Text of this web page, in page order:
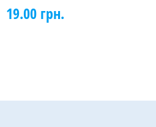
19.00 грн.